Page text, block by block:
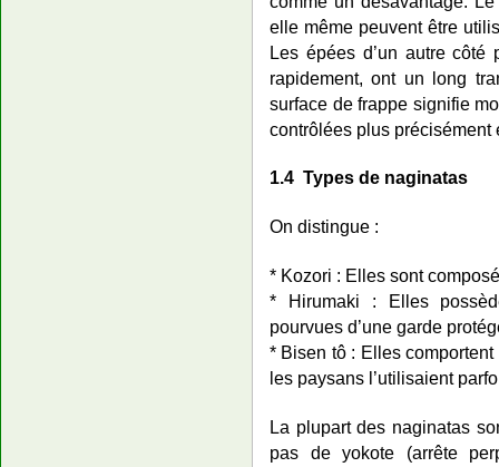
elle même peuvent être
Les épées d’un autre côté
rapidement, ont un long
surface de frappe signifie
contrôlées plus précisément
1.4 Types de naginatas
On distingue :
* Kozori : Elles sont
* Hirumaki : Elles
pourvues d’une garde
* Bisen tô : Elles
les paysans l’utilisaient
La plupart des naginatas
pas de yokote (arrête